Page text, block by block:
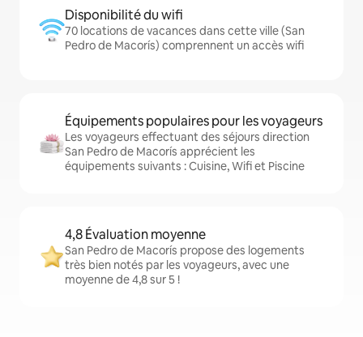
Disponibilité du wifi
70 locations de vacances dans cette ville (San
Pedro de Macorís) comprennent un accès wifi
Équipements populaires pour les voyageurs
Les voyageurs effectuant des séjours direction
San Pedro de Macorís apprécient les
équipements suivants : Cuisine, Wifi et Piscine
4,8 Évaluation moyenne
San Pedro de Macorís propose des logements
très bien notés par les voyageurs, avec une
moyenne de 4,8 sur 5 !